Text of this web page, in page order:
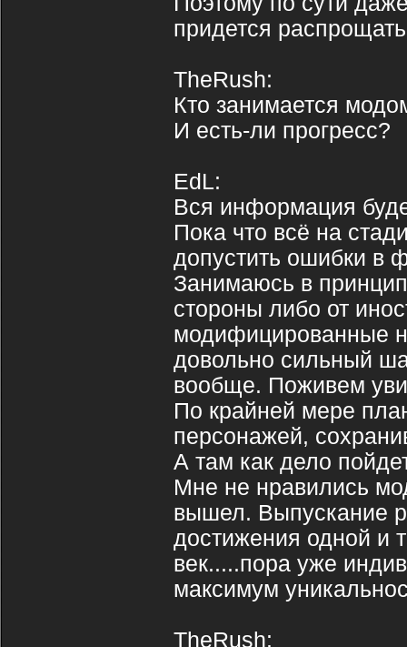
придется
TheRush:
Кто занимается
И есть-ли прогресс?
EdL:
Вся информация
Пока что всё на
допустить ошибки в
Занимаюсь в
стороны либо от
модифицированные
довольно сильный
вообще. Поживем
По крайней мере
персонажей,
А там как дело
Мне не нравились
вышел. Выпускание
достижения одной и
век.....пора уже
максимум
TheRush: